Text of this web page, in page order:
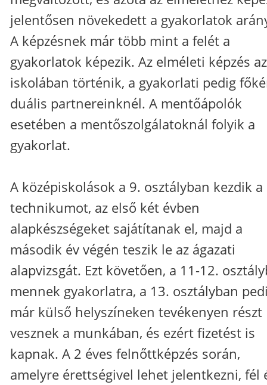
jelentősen növekedett a gyakorlatok
A képzésnek már több mint a felét a
gyakorlatok képezik. Az elméleti képzés az
iskolában történik, a gyakorlati pedig
duális partnereinknél. A mentőápolók
esetében a mentőszolgálatoknál folyik a
gyakorlat.
A középiskolások a 9. osztályban kezdik a
technikumot, az első két évben
alapkészségeket sajátítanak el, majd a
második év végén teszik le az ágazati
alapvizsgát. Ezt követően, a 11-12.
mennek gyakorlatra, a 13. osztályban
már külső helyszíneken tevékenyen részt
vesznek a munkában, és ezért fizetést is
kapnak. A 2 éves felnőttképzés során,
amelyre érettségivel lehet jelentkezni, fél